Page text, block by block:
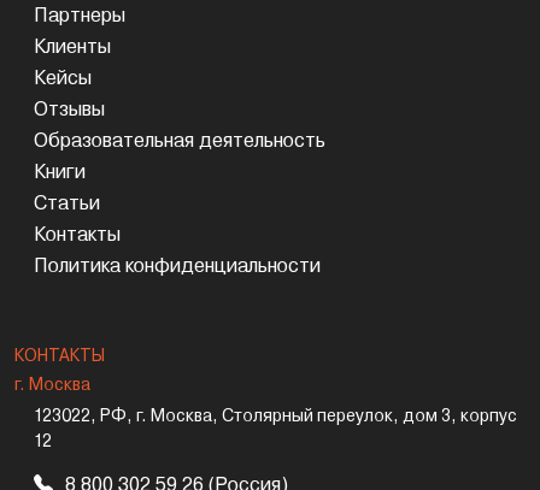
Партнеры
Клиенты
Кейсы
Отзывы
Образовательная деятельность
Книги
Статьи
Контакты
Политика конфиденциальности
КОНТАКТЫ
г. Москва
123022, РФ, г. Москва, Столярный переулок, дом 3, корпус
12
8 800 302 59 26 (Россия)